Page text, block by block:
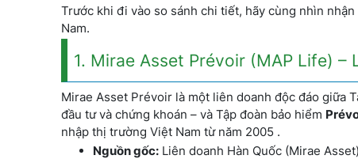
Trước khi đi vào so sánh chi tiết, hãy cùng nhìn
Nam.
1. Mirae Asset Prévoir (MAP Life)
Mirae Asset Prévoir là một liên doanh độc đáo giữa
đầu tư và chứng khoán – và Tập đoàn bảo hiểm
nhập thị trường Việt Nam từ năm 2005 .
Nguồn gốc: Liên doanh Hàn Quốc (Mirae